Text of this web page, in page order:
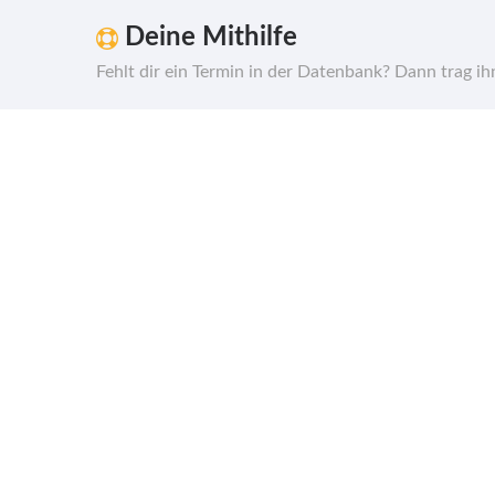
Deine Mithilfe
Fehlt dir ein Termin in der Datenbank? Dann trag